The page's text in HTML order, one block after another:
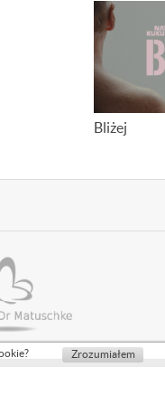
Bliżej
Zrozumiałem